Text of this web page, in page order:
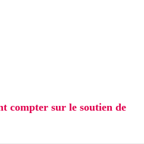
compter sur le soutien de